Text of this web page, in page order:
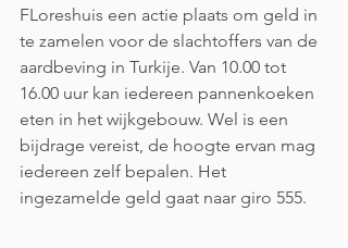
FLoreshuis een actie plaats om geld in
te zamelen voor de slachtoffers van de
aardbeving in Turkije. Van 10.00 tot
16.00 uur kan iedereen pannenkoeken
eten in het wijkgebouw. Wel is een
bijdrage vereist, de hoogte ervan mag
iedereen zelf bepalen. Het
ingezamelde geld gaat naar giro 555.